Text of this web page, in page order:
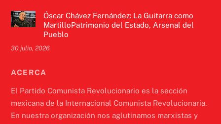
Óscar Chávez Fernández: La Guitarra como
MartilloPatrimonio del Estado, Arsenal del
Pueblo
30 julio, 2026
ACERCA
El Partido Comunista Revolucionario es la sección
mexicana de la Internacional Comunista Revolucionaria.
En nuestra organización nos aglutinamos marxistas y